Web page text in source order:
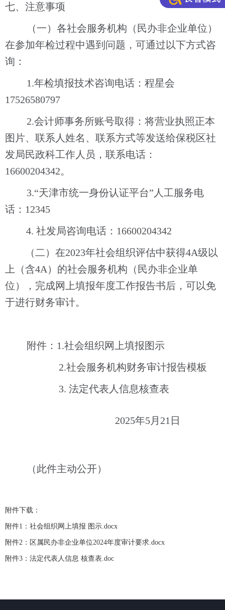
七、注意事项
（一）各社会服务机构（民办非企业单位）
在参加年检过程中遇到问题，可通过以下方式咨
询：
1.年检填报技术咨询电话 ： 程星会
17526580797
2.会计师事务所账号取得：将营业执照正本
图片、联系人姓名、联系方式等发送给保税区社
发局民政科工作人员 ，联系电话：
16600204342。
3.“天津市统一身份认证平台”人工服务电
话： 12345
4. 社发局咨询电话： 16600204342
（二）在2023年社会组织评估中获得4A级以
上（含4A）的社会服务机构（民办非企业单
位），完成网上填报年度工作报告书后，可以免
于进行财务审计。
附件： 1.社会组织网上填报图示
2.社会服务机构财务审计报告模板
3. 法定代表人信息核查表
2025年5月 21 日
（此件主动公开）
附件下载：
附件1：社会组织网上填报 图示.docx
附件2：区属民办非企业单位2024年度审计要求.docx
附件3：法定代表人信息 核查表.doc